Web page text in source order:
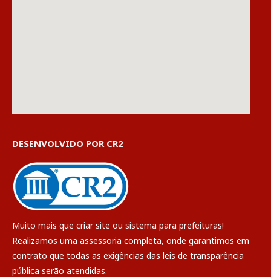
DESENVOLVIDO POR CR2
Muito mais que criar site ou sistema para prefeituras!
Realizamos uma assessoria completa, onde garantimos em
contrato que todas as exigências das leis de transparência
pública serão atendidas.